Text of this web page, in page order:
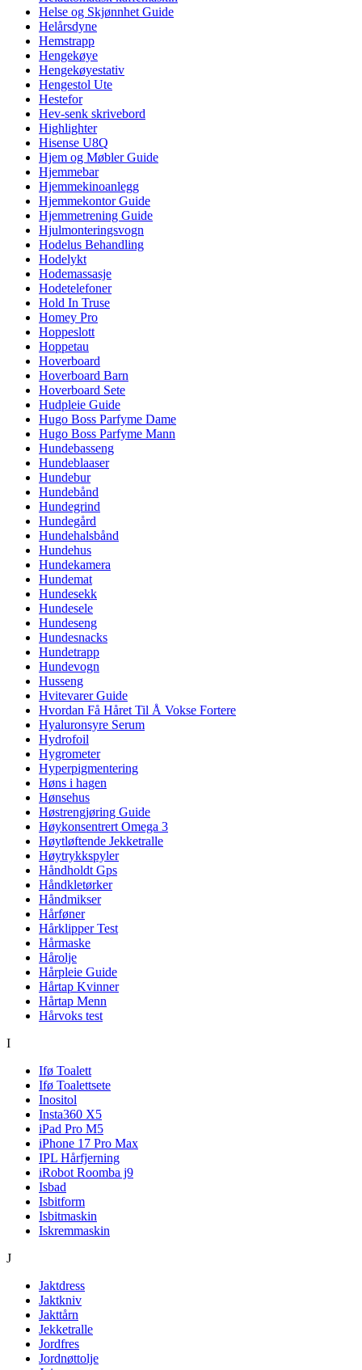
Helse og Skjønnhet Guide
Helårsdyne
Hemstrapp
Hengekøye
Hengekøyestativ
Hengestol Ute
Hestefor
Hev-senk skrivebord
Highlighter
Hisense U8Q
Hjem og Møbler Guide
Hjemmebar
Hjemmekinoanlegg
Hjemmekontor Guide
Hjemmetrening Guide
Hjulmonteringsvogn
Hodelus Behandling
Hodelykt
Hodemassasje
Hodetelefoner
Hold In Truse
Homey Pro
Hoppeslott
Hoppetau
Hoverboard
Hoverboard Barn
Hoverboard Sete
Hudpleie Guide
Hugo Boss Parfyme Dame
Hugo Boss Parfyme Mann
Hundebasseng
Hundeblaaser
Hundebur
Hundebånd
Hundegrind
Hundegård
Hundehalsbånd
Hundehus
Hundekamera
Hundemat
Hundesekk
Hundesele
Hundeseng
Hundesnacks
Hundetrapp
Hundevogn
Husseng
Hvitevarer Guide
Hvordan Få Håret Til Å Vokse Fortere
Hyaluronsyre Serum
Hydrofoil
Hygrometer
Hyperpigmentering
Høns i hagen
Hønsehus
Høstrengjøring Guide
Høykonsentrert Omega 3
Høytløftende Jekketralle
Høytrykkspyler
Håndholdt Gps
Håndkletørker
Håndmikser
Hårføner
Hårklipper Test
Hårmaske
Hårolje
Hårpleie Guide
Hårtap Kvinner
Hårtap Menn
Hårvoks test
I
Ifø Toalett
Ifø Toalettsete
Inositol
Insta360 X5
iPad Pro M5
iPhone 17 Pro Max
IPL Hårfjerning
iRobot Roomba j9
Isbad
Isbitform
Isbitmaskin
Iskremmaskin
J
Jaktdress
Jaktkniv
Jakttårn
Jekketralle
Jordfres
Jordnøttolje